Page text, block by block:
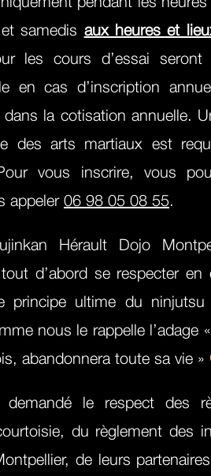
samedis aux heures et
les cours d’essai
en cas d’inscription
la cotisation annuelle.
des arts martiaux est
vous inscrire, vous
appeler 06 98 05 08 55.
Hérault Dojo
d’abord se respecter en
principe ultime du
nous le rappelle l’adage
abandonnera toute sa vie »
le respect des
du règlement des
de leurs